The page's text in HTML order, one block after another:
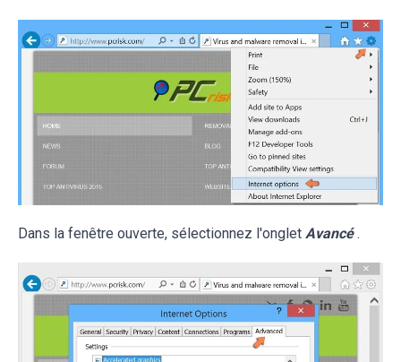
Dans la fenêtre ouverte, sélectionnez l'onglet Avancé .